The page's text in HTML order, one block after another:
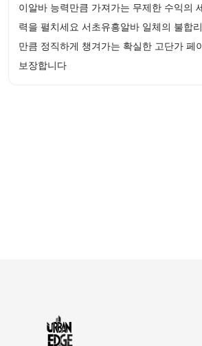
이알바 능력만큼 가져가는 무제한 수익의
력을 펼치세요 서초유흥알바 일체의 불합
만큼 정직하게 챙겨가는 확실한 고단가 페
보장합니다